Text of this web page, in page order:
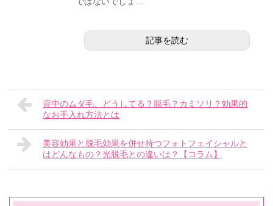
記事を読む
背中のムダ毛、どうしてる？脱毛？カミソリ？効果的
なお手入れ方法とは
美容効果と脱毛効果を併せ持つフォトフェイシャルと
はどんなもの？光脱毛との違いは？【コラム】